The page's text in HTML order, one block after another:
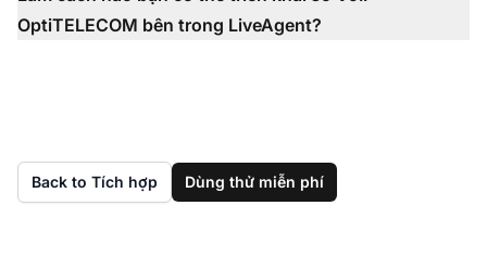
OptiTELECOM bên trong LiveAgent?
Back to Tích hợp Dùng thử miễn phí